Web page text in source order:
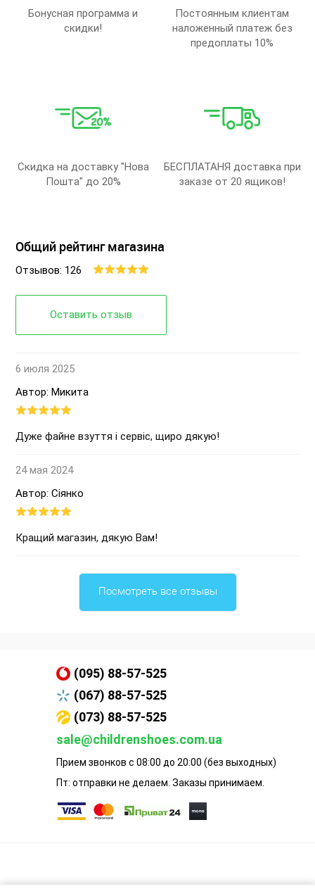
Бонусная программа и
скидки!
Постоянным клиентам
наложенный платеж без
предоплаты 10%
Скидка на доставку "Нова
Пошта" до 20%
БЕСПЛАТАНЯ доставка при
заказе от 20 ящиков!
Общий рейтинг магазина
Отзывов: 126
Оставить отзыв
6 июля 2025
Автор: Микита
Дуже файне взуття і сервіс, щиро дякую!
24 мая 2024
Автор: Сіянко
Кращий магазин, дякую Вам!
Посмотреть все отзывы
(095) 88-57-525
(067) 88-57-525
(073) 88-57-525
sale@childrenshoes.com.ua
Прием звонков с 08:00 до 20:00 (без выходных)
Пт: отправки не делаем. Заказы принимаем.